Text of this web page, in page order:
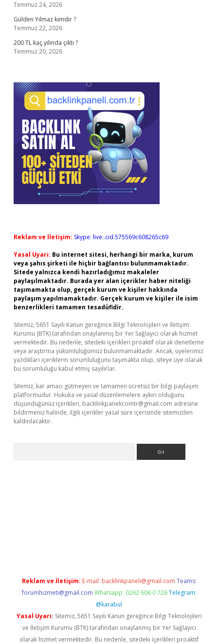
Temmuz 24, 2026
Gülden Yılmaz kimdir ?
Temmuz 22, 2026
200 TL kaç yılında çıktı ?
Temmuz 20, 2026
Reklam ve İletişim: Skype: live:.cid.575569c608265c69
Yasal Uyarı: Bu internet sitesi, herhangi bir marka, kurum
veya şahıs şirketi ile hiçbir bağlantısı bulunmamaktadır.
Sitede yalnızca kendi hazırladığımız makaleler
paylaşılmaktadır. Burada yer alan içerikler haber niteliği
taşımamakta olup, gerçek kurum ve kişiler hakkında
paylaşım yapılmamaktadır. Gerçek kurum ve kişiler ile isim
benzerlikleri tamamen tesadüfidir.
Sitemiz, 5651 Sayılı Kanun gereğince Bilgi Teknolojileri ve İletişim
Kurumu (BTK) tarafından onaylanmış bir Yer Sağlayıcı olarak hizmet
vermektedir. Bu nedenle, sitedeki içerikleri proaktif olarak denetleme
veya araştırma yükümlülüğümüz bulunmamaktadır. Ancak, üyelerimiz
yazdıkları içeriklerin sorumluluğunu taşımakta olup, siteye üye olarak
bu sorumluluğu kabul etmiş sayılırlar.
Sitemiz, kar amacı gütmeyen ve tamamen ücretsiz bir bilgi paylaşım
platformudur. Hukuka ve yasal düzenlemelere aykırı olduğunu
düşündüğünüz içerikleri, backlinkpanelicomtr@gmail.com adresine
bildirmeniz halinde, ilgili içerikler yasal süre içerisinde sitemizden
kaldırılacaktır.
Reklam ve İletişim: E-mail: backlinkpaneli@gmail.com Teams:
forumhizmeti@gmail.com Whatsapp: 0262 606 0 726 Telegram:
@karabul
Yasal Uyarı: Sitemiz, 5651 Sayılı Kanun gereğince Bilgi Teknolojileri
ve İletişim Kurumu (BTK) tarafından onaylanmış bir Yer Sağlayıcı
olarak hizmet vermektedir. Bu nedenle, sitedeki içerikleri proaktif